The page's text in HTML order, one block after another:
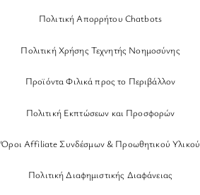
Πολιτική Απορρήτου Chatbots
Πολιτική Χρήσης Τεχνητής Νοημοσύνης
Προϊόντα Φιλικά προς το Περιβάλλον
Πολιτική Εκπτώσεων και Προσφορών
Όροι Affiliate Συνδέσμων & Προωθητικού Υλικού
Πολιτική Διαφημιστικής Διαφάνειας